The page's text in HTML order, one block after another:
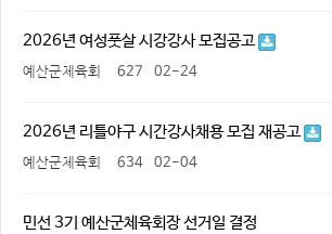
2026년 여성풋살 시강강사 모집공고
예산군체육회 627 02-24
2026년 리틀야구 시간강사채용 모집 재공고
예산군체육회 634 02-04
민선 3기 예산군체육회장 선거일 결정